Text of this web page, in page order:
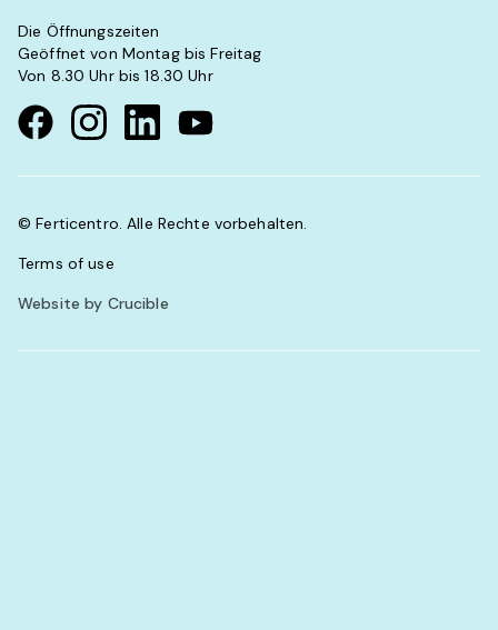
Die Öffnungszeiten
Geöffnet von Montag bis Freitag
Von 8.30 Uhr bis 18.30 Uhr
Visit our Facebook page
Visit our instagram page
Visit our linkedin page
Visit our youtube page
© Ferticentro. Alle Rechte vorbehalten.
Terms of use
Website by Crucible